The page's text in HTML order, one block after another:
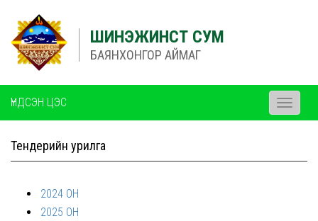
ШИНЭЖИНСТ СУМ
БАЯНХОНГОР АЙМАГ
ҮНДСЭН ЦЭС
Toggle
Тендерийн урилга
2024 ОН
2025 ОН